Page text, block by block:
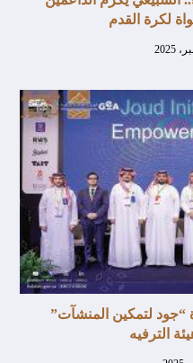
لكرة القدم
“جود لتمكين المنشآت”
الترفيه